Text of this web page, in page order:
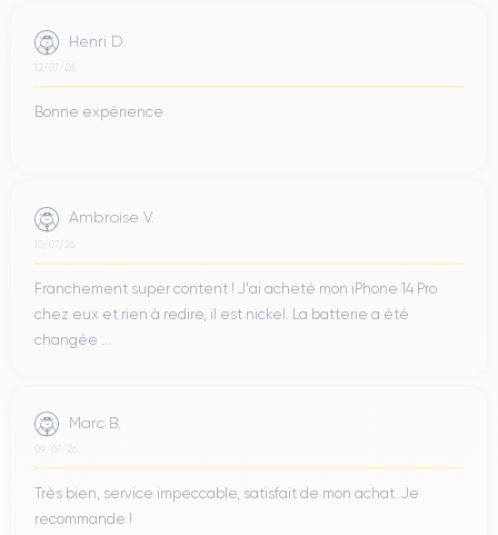
Henri D.
12/07/26
Bonne expérience
Ambroise V.
10/07/26
Franchement super content ! J'ai acheté mon iPhone 14 Pro
chez eux et rien à redire, il est nickel. La batterie a été
changée ...
Marc B.
09/07/26
Très bien, service impeccable, satisfait de mon achat. Je
recommande !